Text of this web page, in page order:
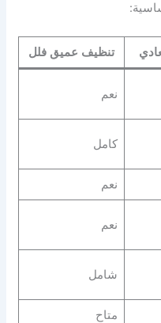
تنظيف عميق فلل
نعم
كامل
نعم
نعم
شامل
متاح